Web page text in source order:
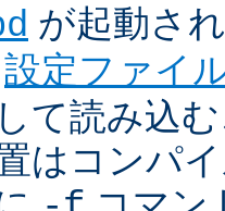
が起動さ
設定ファイ
て読み込
はコンパ